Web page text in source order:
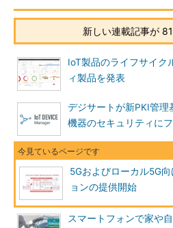
新しい連載記事が
IoT製品のライフサイク
ィ製品を発表
デジサートが新PKI管理
機器のセキュリティに
5Gおよびローカル5G
ョンの提供開始
スマートフォンで家や